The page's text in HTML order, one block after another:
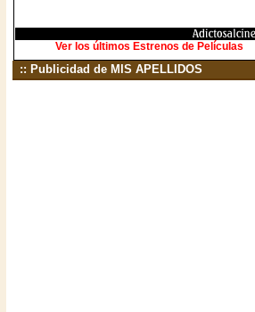
Ver los últimos Estrenos de Películas
:: Publicidad de MIS APELLIDOS